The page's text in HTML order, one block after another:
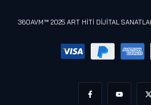
360AVM™ 2025 ART HİTİ DİJİTAL